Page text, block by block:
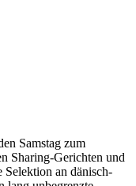
Samstag zum
Sharing-Gerichten und
Selektion an dänisch-